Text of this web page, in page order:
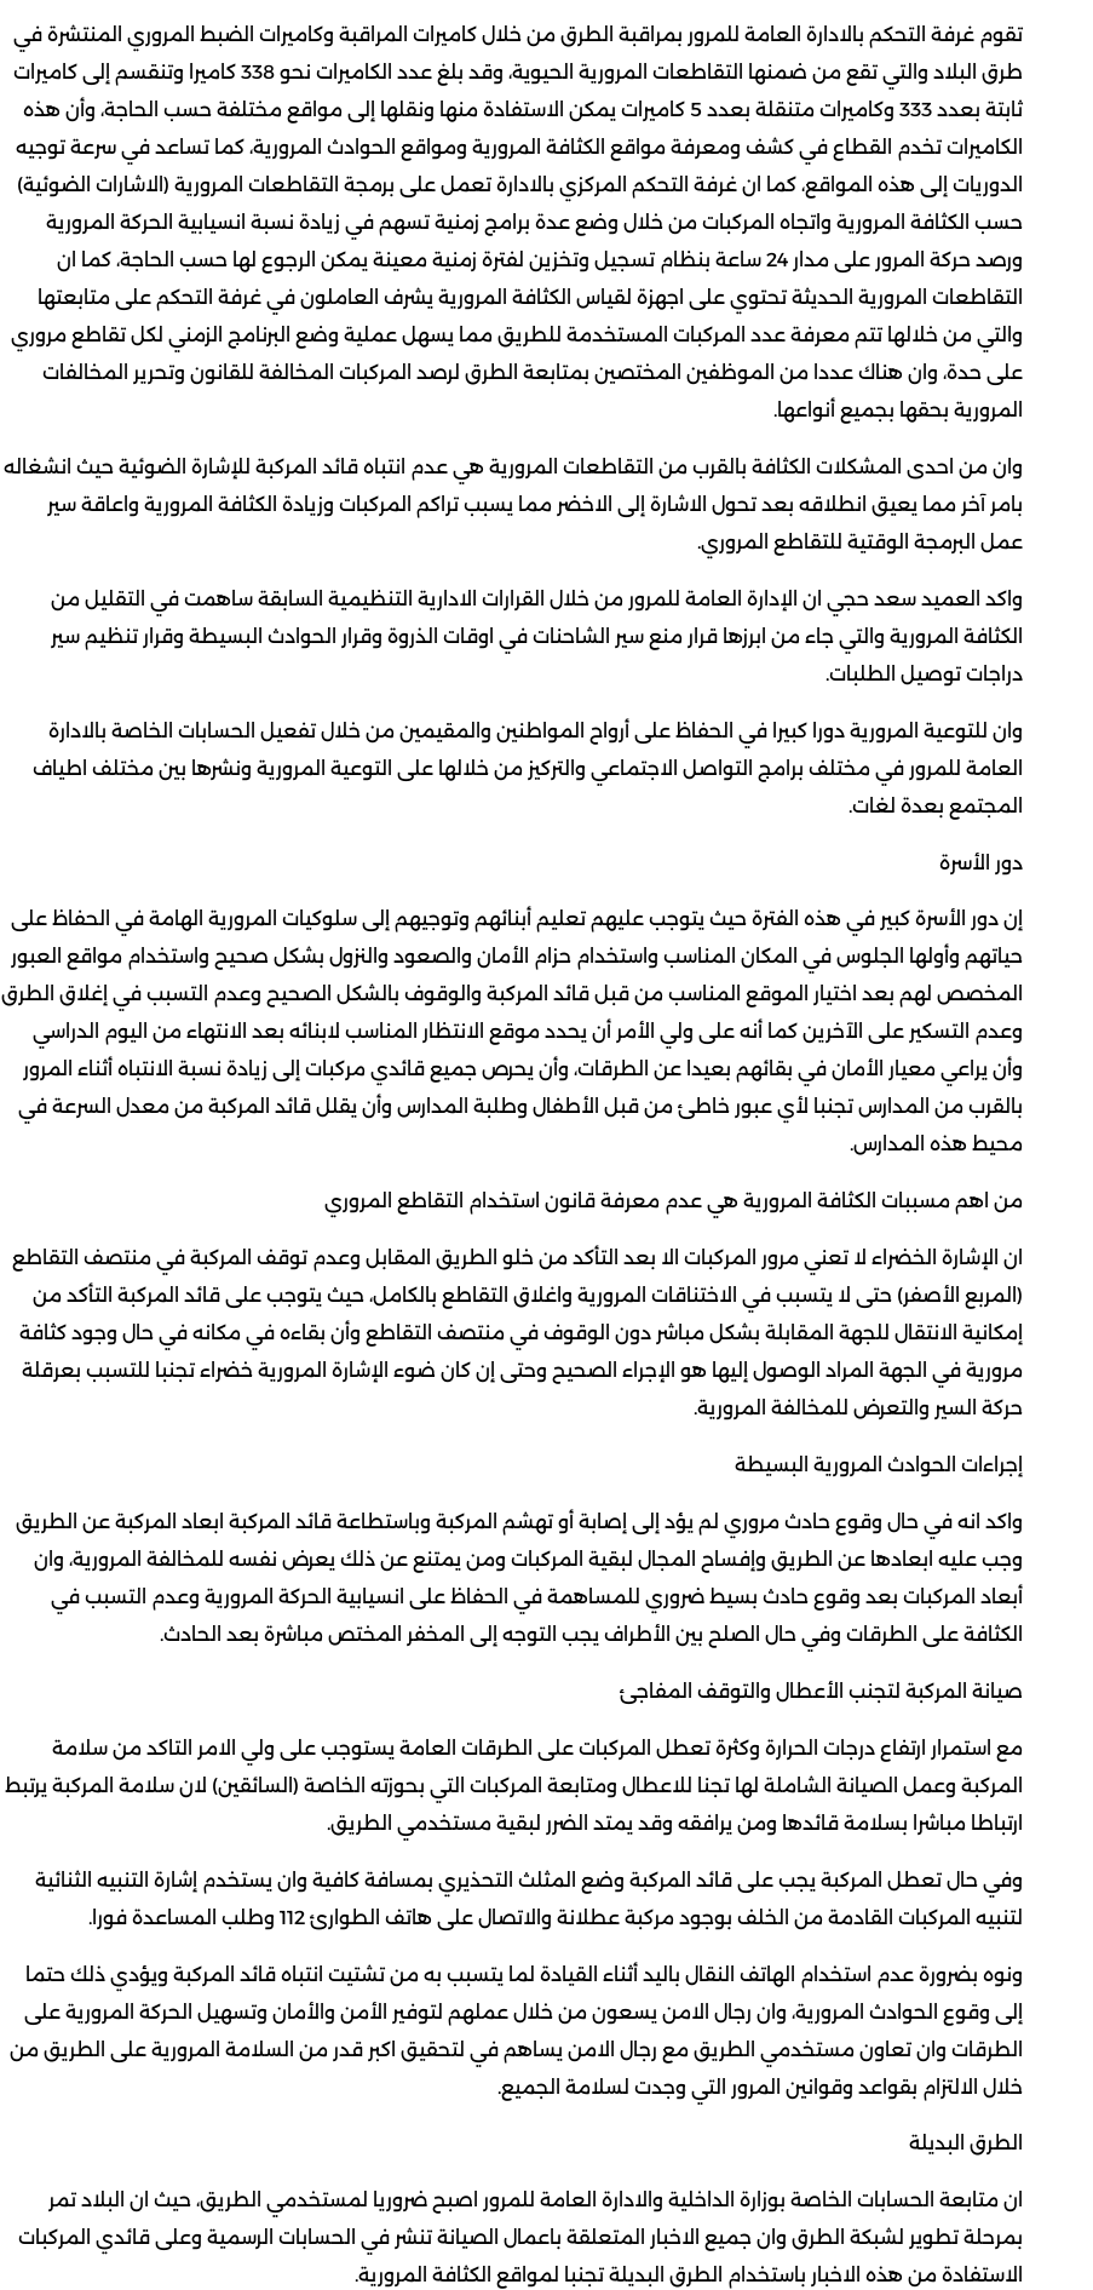
تقوم غرفة التحكم بالادارة العامة للمرور بمراقبة الطرق من خلال كاميرات المراقبة وكاميرات الضبط المروري المنتشرة في
طرق البلاد والتي تقع من ضمنها التقاطعات المرورية الحيوية، وقد بلغ عدد الكاميرات نحو 338 كاميرا وتنقسم إلى كاميرات
ثابتة بعدد 333 وكاميرات متنقلة بعدد 5 كاميرات يمكن الاستفادة منها ونقلها إلى مواقع مختلفة حسب الحاجة، وأن هذه
الكاميرات تخدم القطاع في كشف ومعرفة مواقع الكثافة المرورية ومواقع الحوادث المرورية، كما تساعد في سرعة توجيه
الدوريات إلى هذه المواقع، كما ان غرفة التحكم المركزي بالادارة تعمل على برمجة التقاطعات المرورية (الاشارات الضوئية)
حسب الكثافة المرورية واتجاه المركبات من خلال وضع عدة برامج زمنية تسهم في زيادة نسبة انسيابية الحركة المرورية
ورصد حركة المرور على مدار 24 ساعة بنظام تسجيل وتخزين لفترة زمنية معينة يمكن الرجوع لها حسب الحاجة، كما ان
التقاطعات المرورية الحديثة تحتوي على اجهزة لقياس الكثافة المرورية يشرف العاملون في غرفة التحكم على متابعتها
والتي من خلالها تتم معرفة عدد المركبات المستخدمة للطريق مما يسهل عملية وضع البرنامج الزمني لكل تقاطع مروري
على حدة، وان هناك عددا من الموظفين المختصين بمتابعة الطرق لرصد المركبات المخالفة للقانون وتحرير المخالفات
المرورية بحقها بجميع أنواعها.
وان من احدى المشكلات الكثافة بالقرب من التقاطعات المرورية هي عدم انتباه قائد المركبة للإشارة الضوئية حيث انشغاله
بامر آخر مما يعيق انطلاقه بعد تحول الاشارة إلى الاخضر مما يسبب تراكم المركبات وزيادة الكثافة المرورية واعاقة سير
عمل البرمجة الوقتية للتقاطع المروري.
واكد العميد سعد حجي ان الإدارة العامة للمرور من خلال القرارات الادارية التنظيمية السابقة ساهمت في التقليل من
الكثافة المرورية والتي جاء من ابرزها قرار منع سير الشاحنات في اوقات الذروة وقرار الحوادث البسيطة وقرار تنظيم سير
دراجات توصيل الطلبات.
وان للتوعية المرورية دورا كبيرا في الحفاظ على أرواح المواطنين والمقيمين من خلال تفعيل الحسابات الخاصة بالادارة
العامة للمرور في مختلف برامج التواصل الاجتماعي والتركيز من خلالها على التوعية المرورية ونشرها بين مختلف اطياف
المجتمع بعدة لغات.
دور الأسرة
إن دور الأسرة كبير في هذه الفترة حيث يتوجب عليهم تعليم أبنائهم وتوجيهم إلى سلوكيات المرورية الهامة في الحفاظ على
حياتهم وأولها الجلوس في المكان المناسب واستخدام حزام الأمان والصعود والنزول بشكل صحيح واستخدام مواقع العبور
المخصص لهم بعد اختيار الموقع المناسب من قبل قائد المركبة والوقوف بالشكل الصحيح وعدم التسبب في إغلاق الطرق
وعدم التسكير على الآخرين كما أنه على ولي الأمر أن يحدد موقع الانتظار المناسب لابنائه بعد الانتهاء من اليوم الدراسي
وأن يراعي معيار الأمان في بقائهم بعيدا عن الطرقات، وأن يحرص جميع قائدي مركبات إلى زيادة نسبة الانتباه أثناء المرور
بالقرب من المدارس تجنبا لأي عبور خاطئ من قبل الأطفال وطلبة المدارس وأن يقلل قائد المركبة من معدل السرعة في
محيط هذه المدارس.
من اهم مسببات الكثافة المرورية هي عدم معرفة قانون استخدام التقاطع المروري
ان الإشارة الخضراء لا تعني مرور المركبات الا بعد التأكد من خلو الطريق المقابل وعدم توقف المركبة في منتصف التقاطع
(المربع الأصفر) حتى لا يتسبب في الاختناقات المرورية واغلاق التقاطع بالكامل، حيث يتوجب على قائد المركبة التأكد من
إمكانية الانتقال للجهة المقابلة بشكل مباشر دون الوقوف في منتصف التقاطع وأن بقاءه في مكانه في حال وجود كثافة
مرورية في الجهة المراد الوصول إليها هو الإجراء الصحيح وحتى إن كان ضوء الإشارة المرورية خضراء تجنبا للتسبب بعرقلة
حركة السير والتعرض للمخالفة المرورية.
إجراءات الحوادث المرورية البسيطة
واكد انه في حال وقوع حادث مروري لم يؤد إلى إصابة أو تهشم المركبة وباستطاعة قائد المركبة ابعاد المركبة عن الطريق
وجب عليه ابعادها عن الطريق وإفساح المجال لبقية المركبات ومن يمتنع عن ذلك يعرض نفسه للمخالفة المرورية، وان
أبعاد المركبات بعد وقوع حادث بسيط ضروري للمساهمة في الحفاظ على انسيابية الحركة المرورية وعدم التسبب في
الكثافة على الطرقات وفي حال الصلح بين الأطراف يجب التوجه إلى المخفر المختص مباشرة بعد الحادث.
صيانة المركبة لتجنب الأعطال والتوقف المفاجئ
مع استمرار ارتفاع درجات الحرارة وكثرة تعطل المركبات على الطرقات العامة يستوجب على ولي الامر التاكد من سلامة
المركبة وعمل الصيانة الشاملة لها تجنا للاعطال ومتابعة المركبات التي بحوزته الخاصة (السائقين) لان سلامة المركبة يرتبط
ارتباطا مباشرا بسلامة قائدها ومن يرافقه وقد يمتد الضرر لبقية مستخدمي الطريق.
وفي حال تعطل المركبة يجب على قائد المركبة وضع المثلث التحذيري بمسافة كافية وان يستخدم إشارة التنبيه الثنائية
لتنبيه المركبات القادمة من الخلف بوجود مركبة عطلانة والاتصال على هاتف الطوارئ 112 وطلب المساعدة فورا.
ونوه بضرورة عدم استخدام الهاتف النقال باليد أثناء القيادة لما يتسبب به من تشتيت انتباه قائد المركبة ويؤدي ذلك حتما
إلى وقوع الحوادث المرورية، وان رجال الامن يسعون من خلال عملهم لتوفير الأمن والأمان وتسهيل الحركة المرورية على
الطرقات وان تعاون مستخدمي الطريق مع رجال الامن يساهم في لتحقيق اكبر قدر من السلامة المرورية على الطريق من
خلال الالتزام بقواعد وقوانين المرور التي وجدت لسلامة الجميع.
الطرق البديلة
ان متابعة الحسابات الخاصة بوزارة الداخلية والادارة العامة للمرور اصبح ضروريا لمستخدمي الطريق، حيث ان البلاد تمر
بمرحلة تطوير لشبكة الطرق وان جميع الاخبار المتعلقة باعمال الصيانة تنشر في الحسابات الرسمية وعلى قائدي المركبات
الاستفادة من هذه الاخبار باستخدام الطرق البديلة تجنبا لمواقع الكثافة المرورية.